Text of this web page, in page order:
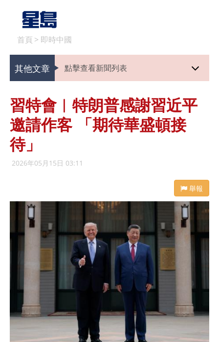
首頁 > 即時中國
其他文章 點擊查看新聞列表
習特會︱特朗普感謝習近平
邀請作客 「期待華盛頓接
待」
2026年05月15日 03:11
舉報